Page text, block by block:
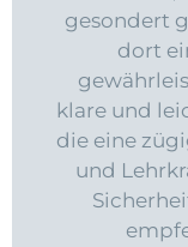
gesondert
dort
klare und
die eine
und